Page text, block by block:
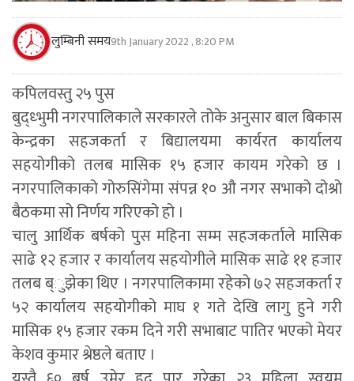
लुम्बिनी समय9th January 2022 , 8:20 PM
कपिलवस्तु २५ पुस
बुद्ध्भुमी नगरपालिकाले सरकारले तोके अनुसार बाल बिकास
केन्द्रका सहजकर्ता र बिद्यालयमा कार्यरत कार्यालय
सहयोगीको तलब मासिक १५ हजार कायम गरेको छ ।
नगरपालिकाको गोरुसिंगेमा संपन्न १० औ नगर सभाको दोश्रो
बैठकमा सो निर्णय गरिएको हो ।
चालु आर्थिक बर्षको पुस महिना सम्म सहजकर्ताले मासिक
साढे १२ हजार र कार्यालय सहयोगीले मासिक साढे ११ हजार
तलब ब्ुझेका थिए । नगरपालिकामा रहेको ७२ सहजकर्ता र
५२ कार्यालय सहयोगीको माघ १ गते देखि लागु हुने गरी
मासिक १५ हजार रकम दिने गरी सभाबाट पातिर भएको मेयर
केशव कुमार श्रेष्ठले बताए ।